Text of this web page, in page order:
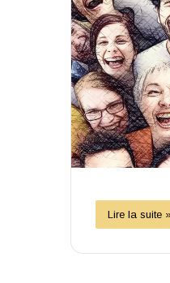
Lire la suite »